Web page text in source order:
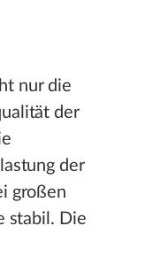
nur die
der
der
großen
stabil. Die